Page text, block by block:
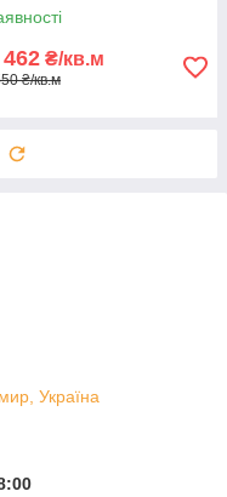
462 ₴/кв.м
₴/кв.м
Україна